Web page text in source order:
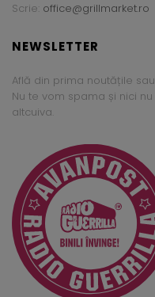
Scrie: office@grillmarket.ro
NEWSLETTER
Află din prima noutățile
Nu te vom spama și nici
altcuiva.